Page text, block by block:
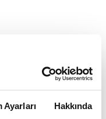
Ayarları Hakkında